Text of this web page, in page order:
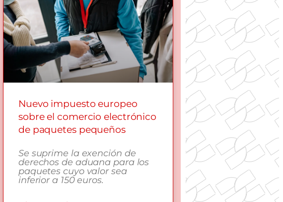
Nuevo impuesto europeo
sobre el comercio electrónico
de paquetes pequeños
Se suprime la exención de
derechos de aduana para los
paquetes cuyo valor sea
inferior a 150 euros.